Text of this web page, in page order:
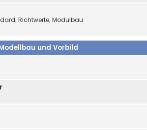
Richtwerte, Modulbau
und Vorbild